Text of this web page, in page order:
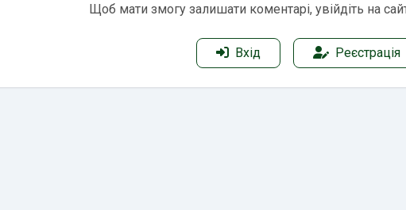
Щоб мати змогу залишати коментарі, увійдіть на
Вхід Реєстрація